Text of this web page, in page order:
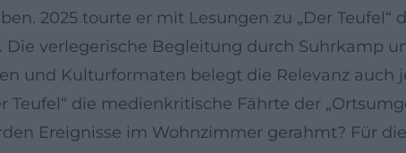
2025 tourte er mit Lesungen zu „Der
Die verlegerische Begleitung durch Suhrkamp
und Kulturformaten belegt die Relevanz auch
Teufel“ die medienkritische Fährte der
Ereignisse im Wohnzimmer gerahmt? Für